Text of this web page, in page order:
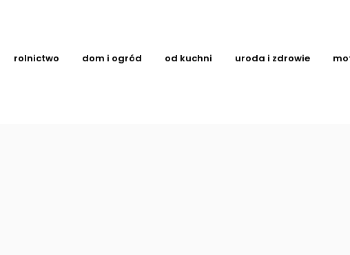
rolnictwo dom i ogród od kuchni uroda i zdrowie